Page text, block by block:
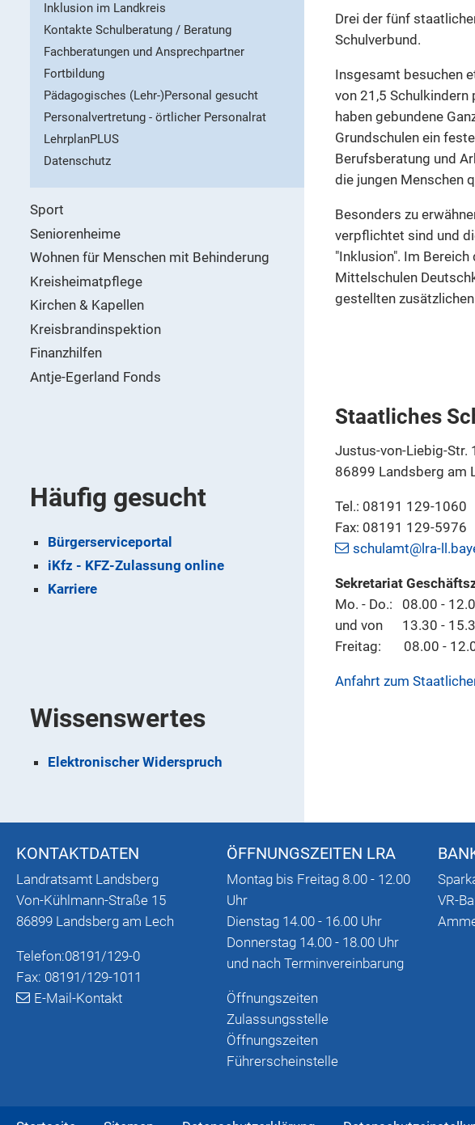
Drei der fünf
Schulverbund.
Insgesamt besuchen
von 21,5
haben gebundene
Grundschulen ein
Berufsberatung und
die jungen Menschen
Besonders zu
verpflichtet sind und
"Inklusion". Im
Mittelschulen
gestellten
Staatliches
Justus-von-Liebig-Str.
86899 Landsberg am
Tel.: 08191 129-1060
Fax: 08191 129-5976
schulamt@lra-
Sekretariat
Mo. - Do.: 08.00 -
und von 13.30 -
Freitag: 08.00 -
Anfahrt zum
Inklusion im Landkreis
Kontakte Schulberatung / Beratung
Fachberatungen und Ansprechpartner
Fortbildung
Pädagogisches (Lehr-)Personal gesucht
Personalvertretung - örtlicher Personalrat
LehrplanPLUS
Datenschutz
Sport
Seniorenheime
Wohnen für Menschen mit Behinderung
Kreisheimatpflege
Kirchen & Kapellen
Kreisbrandinspektion
Finanzhilfen
Antje-Egerland Fonds
Häufig gesucht
Bürgerserviceportal
iKfz - KFZ-Zulassung online
Karriere
Wissenswertes
Elektronischer Widerspruch
KONTAKTDATEN
Landratsamt Landsberg
Von-Kühlmann-Straße 15
86899 Landsberg am Lech
Telefon:08191/129-0
Fax: 08191/129-1011
E-Mail-Kontakt
ÖFFNUNGSZEITEN LRA
Montag bis Freitag 8.00 - 12.00
Uhr
Dienstag 14.00 - 16.00 Uhr
Donnerstag 14.00 - 18.00 Uhr
und nach Terminvereinbarung
Öffnungszeiten
Zulassungsstelle
Öffnungszeiten
Führerscheinstelle
VR-